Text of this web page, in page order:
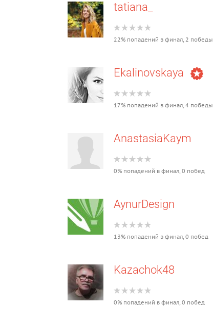
tatiana_
22% попадений в финал, 2 победы
Ekalinovskaya
17% попадений в финал, 4 победы
AnastasiaKaym
0% попадений в финал, 0 побед
AynurDesign
13% попадений в финал, 0 побед
Kazachok48
0% попадений в финал, 0 побед